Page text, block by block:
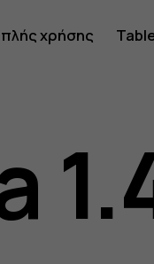
χρήσης